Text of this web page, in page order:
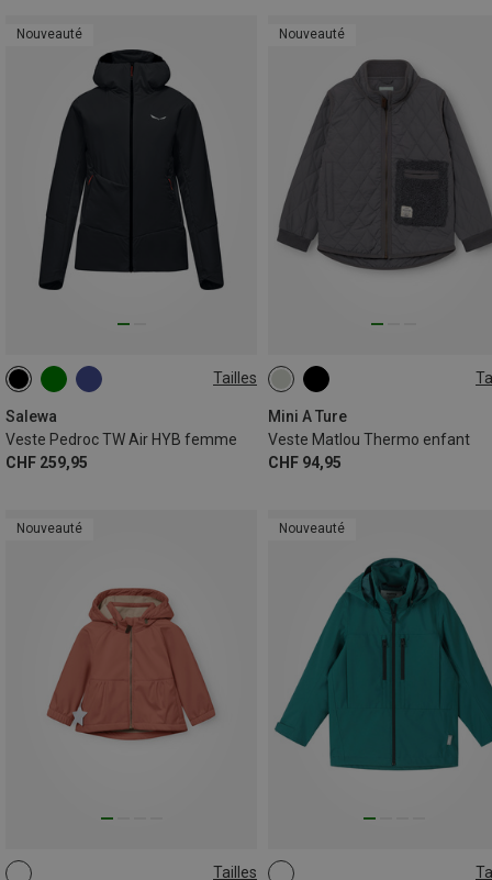
Nouveauté
Tailles
Salewa
Veste Pedroc TW Air HYB femme
CHF 259,95
XS S M
Nouveauté
Mini A Ture
Veste Matlou Thermo enfant
CHF 94,95
Nouveauté
Tailles
Nouveauté